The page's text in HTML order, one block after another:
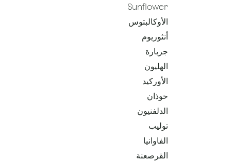
Sunflower
الأوكالبتوس
أنثوريوم
جربارة
الهليون
الأوركيد
حوذان
الدلفنيون
توليب
الفاوانيا
القرصعنة